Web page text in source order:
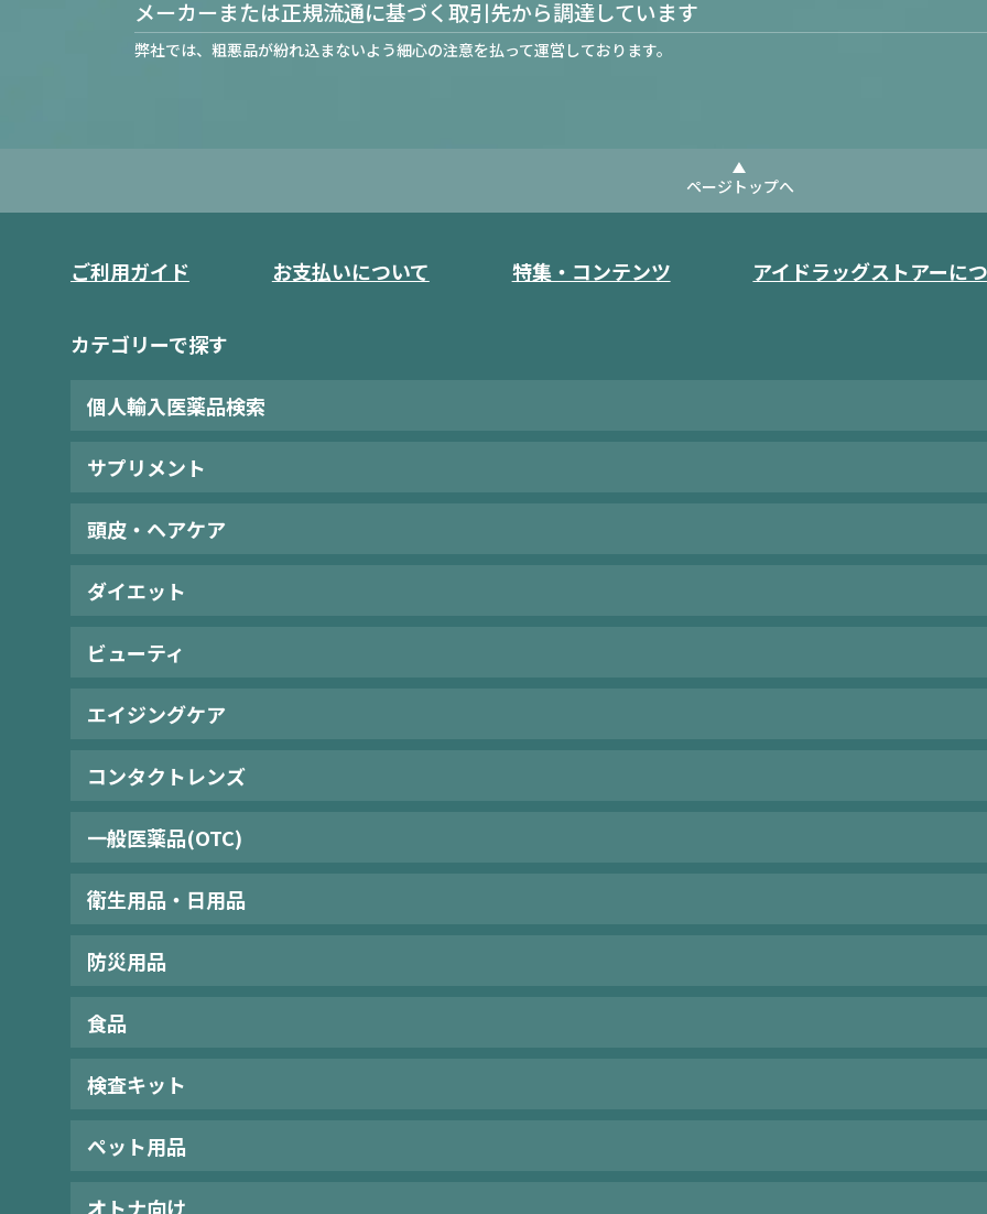
メーカーまたは正規流通に基づく取引先から調達しています
弊社では、粗悪品が紛れ込まないよう細心の注意を払って運営しております。
ページトップへ
ご利用ガイド お支払いについて 特集・コンテンツ アイドラッグストアーに
カテゴリーで探す
個人輸入医薬品検索
サプリメント
頭皮・ヘアケア
ダイエット
ビューティ
エイジングケア
コンタクトレンズ
一般医薬品(OTC)
衛生用品・日用品
防災用品
食品
検査キット
ペット用品
オトナ向け